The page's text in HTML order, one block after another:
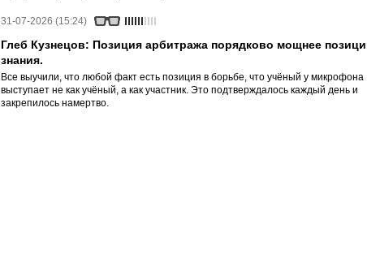
31-07-2026 (15:24)
Глеб Кузнецов: Позиция арбитража порядково мощнее
знания.
Все выучили, что любой факт есть позиция в борьбе, что учёный у микрофона
выступает не как учёный, а как участник. Это подтверждалось каждый день и
закрепилось намертво.